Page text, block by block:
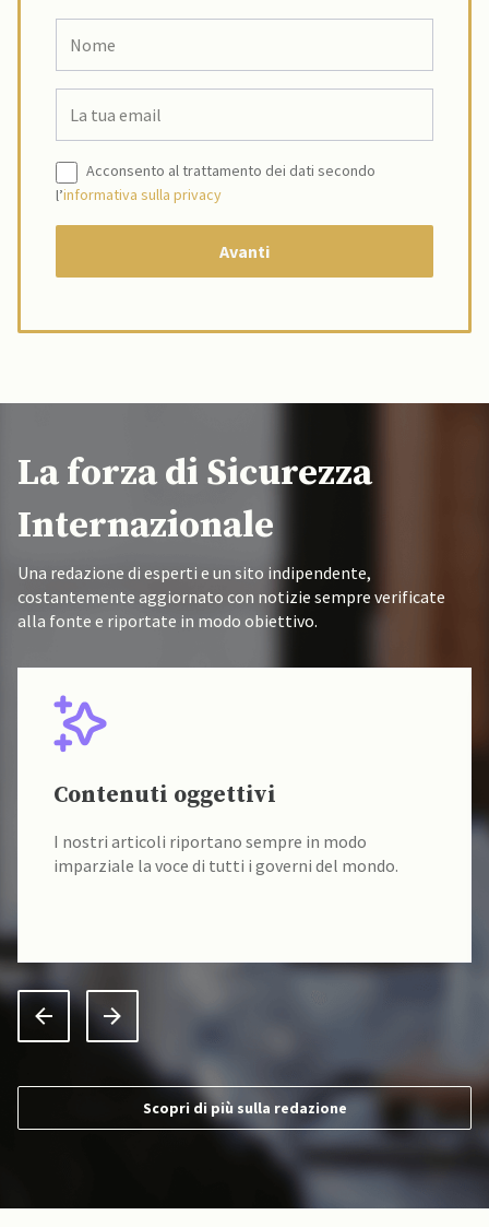
Acconsento al trattamento dei dati secondo
l’informativa sulla privacy
La forza di Sicurezza
Internazionale
Una redazione di esperti e un sito indipendente,
costantemente aggiornato con notizie sempre verificate
alla fonte e riportate in modo obiettivo.
Contenuti oggettivi
I nostri articoli riportano sempre in modo
imparziale la voce di tutti i governi del mondo.
Scopri di più sulla redazione